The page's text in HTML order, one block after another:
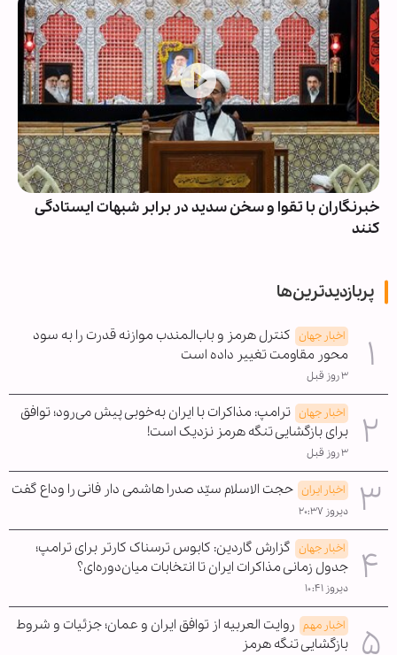
خبرنگاران با تقوا و سخن سدید در برابر شبهات ایستادگی
کنند
پربازدیدترین‌ها
اخبار جهان کنترل هرمز و باب‌المندب موازنه قدرت را به سود
محور مقاومت تغییر داده است
۳ روز قبل
اخبار جهان ترامپ: مذاکرات با ایران به‌خوبی پیش می‌رود؛ توافق
برای بازگشایی تنگه هرمز نزدیک است!
۳ روز قبل
اخبار ایران حجت الاسلام سیّد صدرا هاشمی دار فانی را وداع گفت
دیروز ۲۰:۳۷
اخبار جهان گزارش گاردین: کابوس ترسناک کارتر برای ترامپ؛
جدول زمانی مذاکرات ایران تا انتخابات میان‌دوره‌ای؟
دیروز ۱۰:۴۱
اخبار مهم روایت العربیه از توافق ایران و عمان؛ جزئیات و شروط
بازگشایی تنگه هرمز